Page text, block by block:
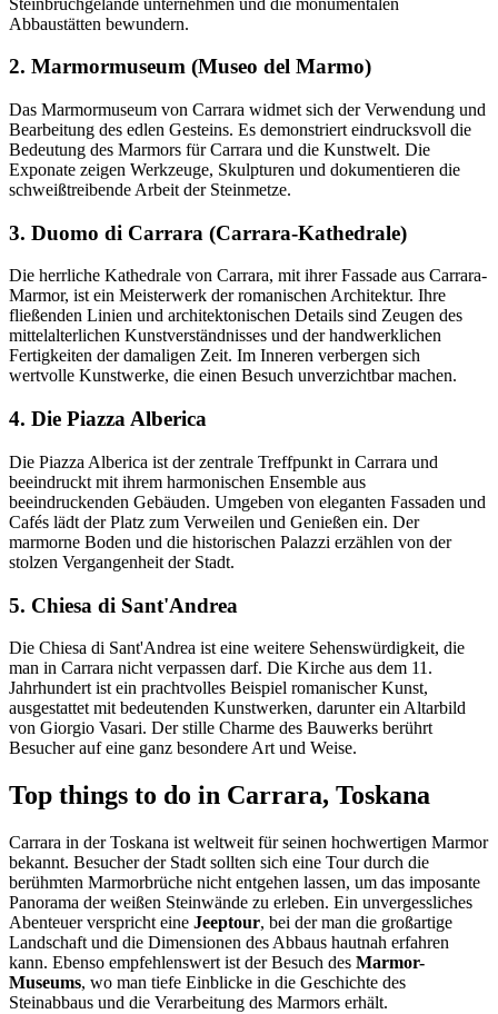
Abbaustätten bewundern.
2. Marmormuseum (Museo del Marmo)
Das Marmormuseum von Carrara widmet sich der Verwendung und
Bearbeitung des edlen Gesteins. Es demonstriert eindrucksvoll die
Bedeutung des Marmors für Carrara und die Kunstwelt. Die
Exponate zeigen Werkzeuge, Skulpturen und dokumentieren die
schweißtreibende Arbeit der Steinmetze.
3. Duomo di Carrara (Carrara-Kathedrale)
Die herrliche Kathedrale von Carrara, mit ihrer Fassade aus Carrara-
Marmor, ist ein Meisterwerk der romanischen Architektur. Ihre
fließenden Linien und architektonischen Details sind Zeugen des
mittelalterlichen Kunstverständnisses und der handwerklichen
Fertigkeiten der damaligen Zeit. Im Inneren verbergen sich
wertvolle Kunstwerke, die einen Besuch unverzichtbar machen.
4. Die Piazza Alberica
Die Piazza Alberica ist der zentrale Treffpunkt in Carrara und
beeindruckt mit ihrem harmonischen Ensemble aus
beeindruckenden Gebäuden. Umgeben von eleganten Fassaden und
Cafés lädt der Platz zum Verweilen und Genießen ein. Der
marmorne Boden und die historischen Palazzi erzählen von der
stolzen Vergangenheit der Stadt.
5. Chiesa di Sant'Andrea
Die Chiesa di Sant'Andrea ist eine weitere Sehenswürdigkeit, die
man in Carrara nicht verpassen darf. Die Kirche aus dem 11.
Jahrhundert ist ein prachtvolles Beispiel romanischer Kunst,
ausgestattet mit bedeutenden Kunstwerken, darunter ein Altarbild
von Giorgio Vasari. Der stille Charme des Bauwerks berührt
Besucher auf eine ganz besondere Art und Weise.
Top things to do in Carrara, Toskana
Carrara in der Toskana ist weltweit für seinen hochwertigen Marmor
bekannt. Besucher der Stadt sollten sich eine Tour durch die
berühmten Marmorbrüche nicht entgehen lassen, um das imposante
Panorama der weißen Steinwände zu erleben. Ein unvergessliches
Abenteuer verspricht eine Jeeptour, bei der man die großartige
Landschaft und die Dimensionen des Abbaus hautnah erfahren
kann. Ebenso empfehlenswert ist der Besuch des Marmor-
Museums, wo man tiefe Einblicke in die Geschichte des
Steinabbaus und die Verarbeitung des Marmors erhält.